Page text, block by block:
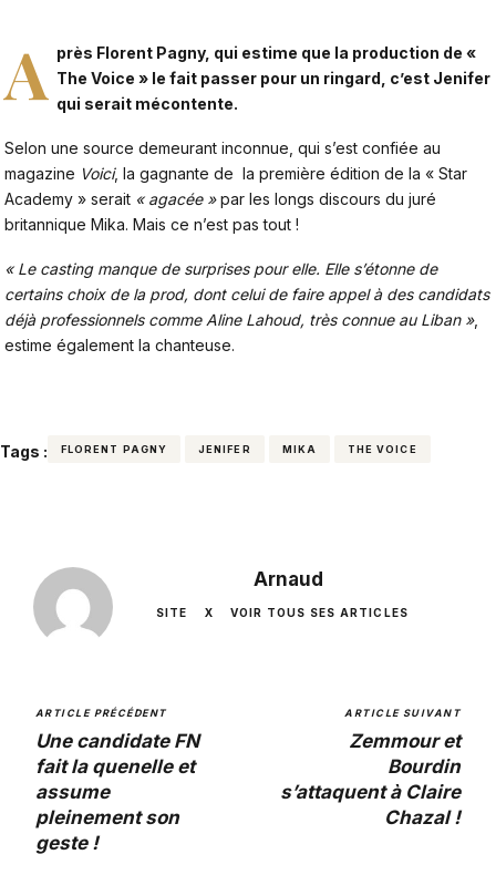
A près Florent Pagny, qui estime que la production de «
The Voice » le fait passer pour un ringard, c’est Jenifer
qui serait mécontente.
Selon une source demeurant inconnue, qui s’est confiée au
magazine Voici, la gagnante de la première édition de la « Star
Academy » serait « agacée »par les longs discours du juré
britannique Mika. Mais ce n’est pas tout !
« Le casting manque de surprises pour elle. Elle s’étonne de
certains choix de la prod, dont celui de faire appel à des candidats
déjà professionnels comme Aline Lahoud, très connue au Liban »,
estime également la chanteuse.
Tags : FLORENT PAGNY JENIFER MIKA THE VOICE
Arnaud
SITE X VOIR TOUS SES ARTICLES
ARTICLE PRÉCÉDENT
Une candidate FN
fait la quenelle et
assume
pleinement son
geste !
ARTICLE SUIVANT
Zemmour et
Bourdin
s’attaquent à Claire
Chazal !